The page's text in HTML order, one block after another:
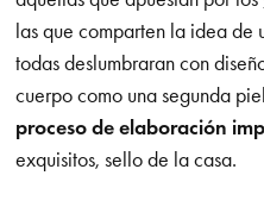
las que comparten la idea de
todas deslumbraran con
cuerpo como una segunda
proceso de elaboración
exquisitos, sello de la casa.